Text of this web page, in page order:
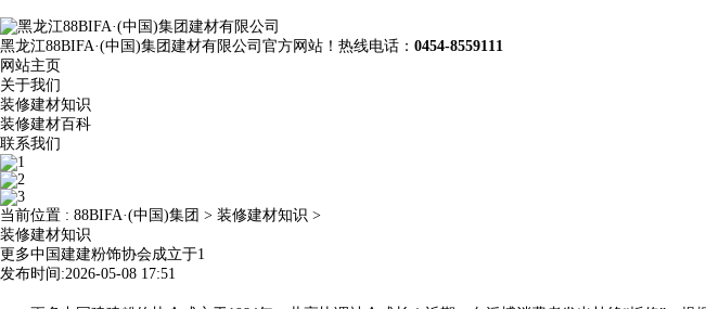
黑龙江88BIFA·(中国)集团建材有限公司官方网站！热线电话： 0454-8559111
网站主页
关于我们
装修建材知识
装修建材百科
联系我们
当前位置 : 88BIFA·(中国)集团 > 装修建材知识 >
装修建材知识
更多中国建建粉饰协会成立于1
发布时间:2026-05-08 17:51